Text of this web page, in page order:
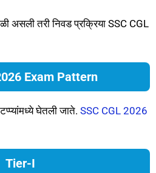
असली तरी निवड प्रक्रिया SSC CGL
Exam Pattern
घेतली जाते. SSC CGL 2026
Tier-I